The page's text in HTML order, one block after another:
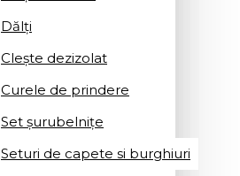
Dălți
Clește dezizolat
Curele de prindere
Set șurubelnițe
Seturi de capete si burghiuri